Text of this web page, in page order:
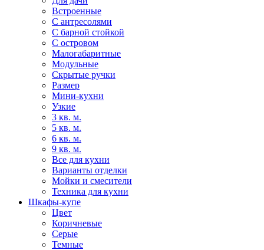
Встроенные
С антресолями
С барной стойкой
С островом
Малогабаритные
Модульные
Скрытые ручки
Размер
Мини-кухни
Узкие
3 кв. м.
5 кв. м.
6 кв. м.
9 кв. м.
Все для кухни
Варианты отделки
Мойки и смесители
Техника для кухни
Шкафы-купе
Цвет
Коричневые
Серые
Темные